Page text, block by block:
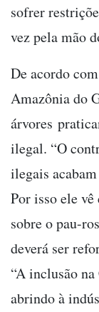
sofrer
vez pela mão
De acordo
Amazônia do
árvores
ilegal. “O
ilegais
Por isso ele
sobre o pau-
deverá ser
“A inclusão
abrindo à